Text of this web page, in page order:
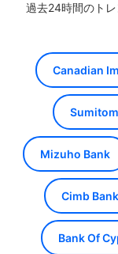
過去24時間のト
Canadian
Mizuho Bank
Cimb
Bank Of